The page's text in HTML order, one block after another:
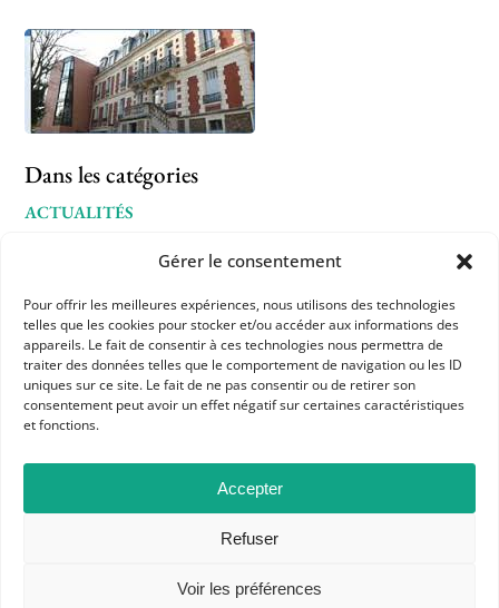
Gérer le consentement
Pour offrir les meilleures expériences, nous utilisons des technologies
telles que les cookies pour stocker et/ou accéder aux informations des
appareils. Le fait de consentir à ces technologies nous permettra de
traiter des données telles que le comportement de navigation ou les ID
uniques sur ce site. Le fait de ne pas consentir ou de retirer son
consentement peut avoir un effet négatif sur certaines caractéristiques
et fonctions.
Accepter
Refuser
Voir les préférences
Dans les catégories
ACTUALITÉS
APHG